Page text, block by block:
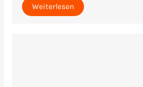
Weiterlesen